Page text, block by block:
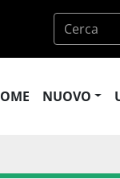
HOME NUOVO